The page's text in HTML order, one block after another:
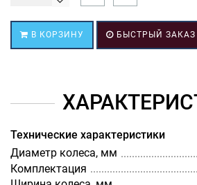
В КОРЗИНУ БЫСТРЫЙ ЗАКАЗ
Технические характеристики
Диаметр колеса, мм
Комплектация